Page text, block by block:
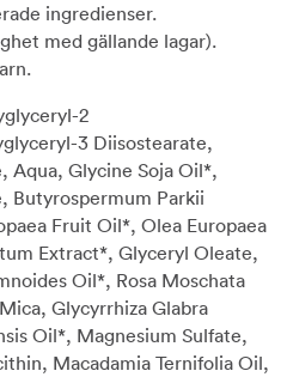
ingredienser.
med gällande lagar).
2
3 Diisostearate,
Aqua, Glycine Soja Oil*,
Butyrospermum Parkii
Fruit Oil*, Olea Europaea
Extract*, Glyceryl Oleate,
Oil*, Rosa Moschata
Glycyrrhiza Glabra
Oil*, Magnesium Sulfate,
Macadamia Ternifolia Oil,